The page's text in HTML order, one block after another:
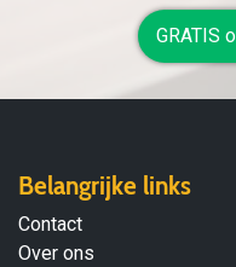
GRATIS
Belangrijke links
Contact
Over ons